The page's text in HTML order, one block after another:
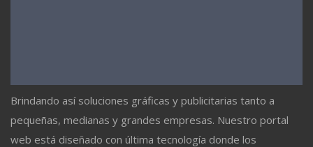
Brindando así soluciones gráficas y publicitarias tanto a
pequeñas, medianas y grandes empresas. Nuestro portal
web está diseñado con última tecnología donde los